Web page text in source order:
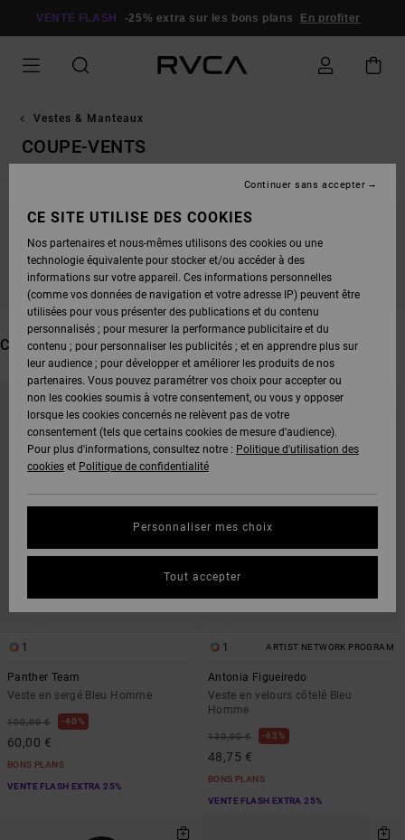
GRILLE
VENTE FLASH -25% extra sur les bons plans En profiter
Vestes & Manteaux
COUPE-VENTS
NE PARTEZ PAS TROP LOIN, NOS PRODUITS
SERONT BIENTÔT DE RETOUR
CES PRODUITS POURRAIENT VOUS PLAIRE
PASSER
CRITÈRES
FILTRAGE
ALLER
TRIER
1
Panther Team
Veste en sergé Bleu Homme
100,00 € 40%
60,00 €
BONS PLANS
VENTE FLASH EXTRA 25%
1 ARTIST NETWORK PROGRAM
Antonia Figueiredo
Veste en velours côtelé Bleu
Homme
130,00 € 63%
48,75 €
BONS PLANS
VENTE FLASH EXTRA 25%
CE SITE UTILISE DES COOKIES
Nos partenaires et nous-mêmes utilisons des cookies ou une
technologie équivalente pour stocker et/ou accéder à des
informations sur votre appareil. Ces informations personnelles
(comme vos données de navigation et votre adresse IP) peuvent être
utilisées pour vous présenter des publications et du contenu
personnalisés ; pour mesurer la performance publicitaire et du
contenu ; pour personnaliser les publicités ; et en apprendre plus sur
leur audience ; pour développer et améliorer les produits de nos
partenaires. Vous pouvez paramétrer vos choix pour accepter ou
non les cookies soumis à votre consentement, ou vous y opposer
lorsque les cookies concernés ne relèvent pas de votre
consentement (tels que certains cookies de mesure d’audience).
Pour plus d'informations, consultez notre : Politique d'utilisation des
cookies et Politique de confidentialité
Personnaliser mes choix
Continuer sans accepter
Tout accepter